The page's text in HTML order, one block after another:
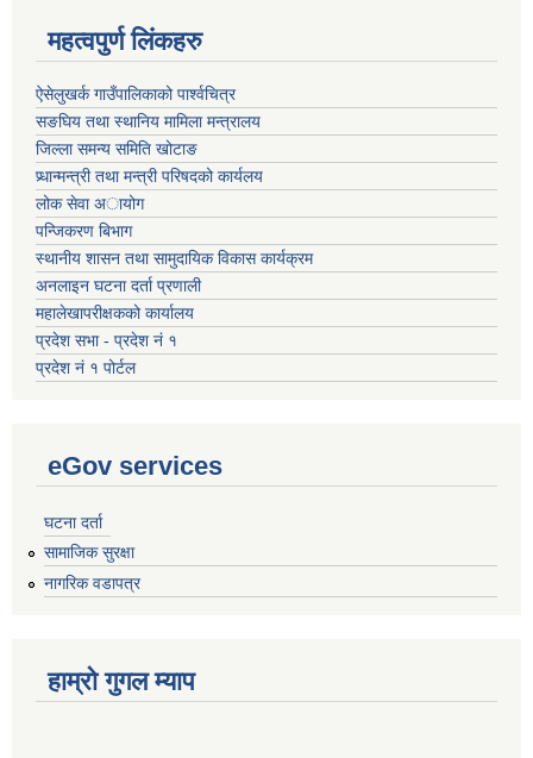
महत्वपुर्ण लिंकहरु
ऐसेलुखर्क गाउँपालिकाको पार्श्वचित्र
सङघिय तथा स्थानिय मामिला मन्त्रालय
जिल्ला समन्य समिति खोटाङ
प्र्धान्मन्त्री तथा मन्त्री परिषदको कार्यलय
लोक सेवा अायोग
पन्जिकरण बिभाग
स्थानीय शासन तथा सामुदायिक विकास कार्यक्रम
अनलाइन घटना दर्ता प्रणाली
महालेखापरीक्षकको कार्यालय
प्रदेश सभा - प्रदेश नं १
प्रदेश नं १ पोर्टल
eGov services
घटना दर्ता
सामाजिक सुरक्षा
नागरिक वडापत्र
हाम्रो गुगल म्याप